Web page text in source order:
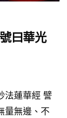
曰華光
法蓮華經 譬
量無邊、不